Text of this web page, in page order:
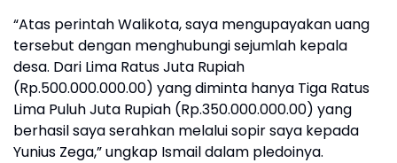
“Atas perintah Walikota, saya mengupayakan uang
tersebut dengan menghubungi sejumlah kepala
desa. Dari Lima Ratus Juta Rupiah
(Rp.500.000.000.00) yang diminta hanya Tiga Ratus
Lima Puluh Juta Rupiah (Rp.350.000.000.00) yang
berhasil saya serahkan melalui sopir saya kepada
Yunius Zega,” ungkap Ismail dalam pledoinya.